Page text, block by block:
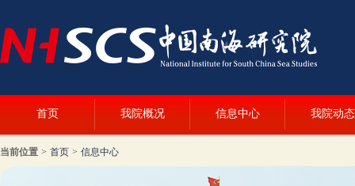
首页 我院概况 信息中心 我院动态
当前位置 > 首页 > 信息中心